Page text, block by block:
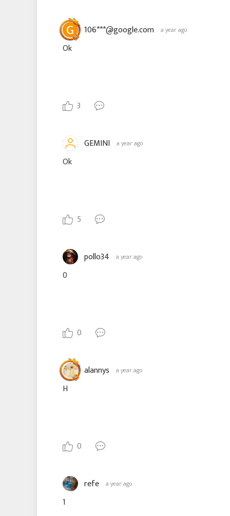
106***@google.com a year ago
Ok
3
GEMINI a year ago
Ok
5
pollo34 a year ago
0
0
alannys a year ago
H
0
refe a year ago
1